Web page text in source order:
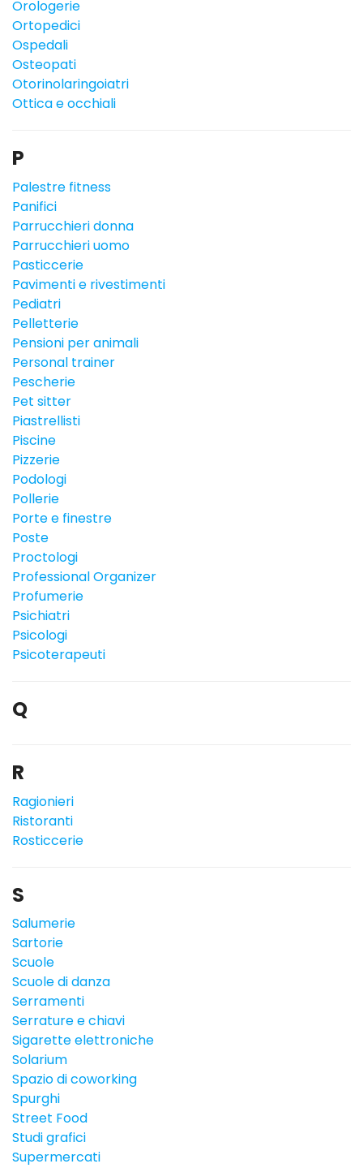
Orologerie
Ortopedici
Ospedali
Osteopati
Otorinolaringoiatri
Ottica e occhiali
P
Palestre fitness
Panifici
Parrucchieri donna
Parrucchieri uomo
Pasticcerie
Pavimenti e rivestimenti
Pediatri
Pelletterie
Pensioni per animali
Personal trainer
Pescherie
Pet sitter
Piastrellisti
Piscine
Pizzerie
Podologi
Pollerie
Porte e finestre
Poste
Proctologi
Professional Organizer
Profumerie
Psichiatri
Psicologi
Psicoterapeuti
Q
R
Ragionieri
Ristoranti
Rosticcerie
S
Salumerie
Sartorie
Scuole
Scuole di danza
Serramenti
Serrature e chiavi
Sigarette elettroniche
Solarium
Spazio di coworking
Spurghi
Street Food
Studi grafici
Supermercati